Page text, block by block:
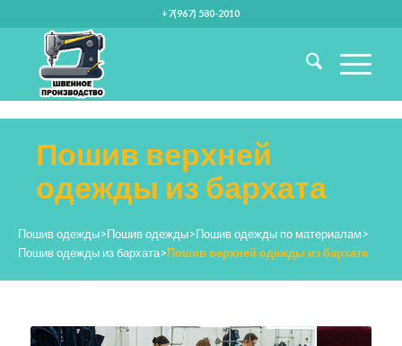
+7(967) 580-2010
Пошив верхней
одежды из бархата
Пошив одежды>Пошив одежды>Пошив одежды по материалам>
Пошив одежды из бархата>Пошив верхней одежды из бархата